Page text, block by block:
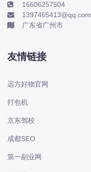
电动屋
道奇
丰田-一汽丰田
丰田-广汽丰田
丰田-进口丰田
方程豹
枫叶
16606257504
1397465413@qq.com
广东省广州市
友情链接
远方好物官网
打包机
京东驾校
成都SEO
第一副业网